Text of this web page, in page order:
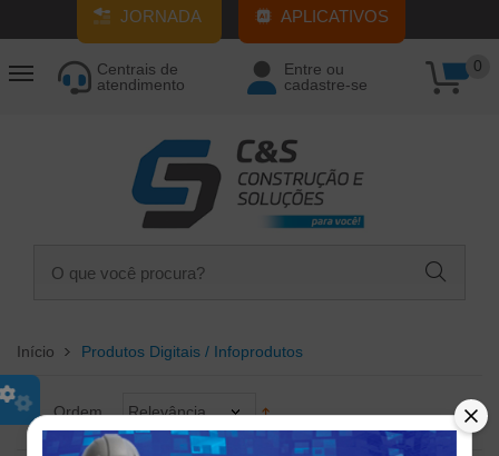
JORNADA APLICATIVOS
Centrais de
atendimento
Entre ou
cadastre-se
0
Início Produtos Digitais / Infoprodutos
Ordem Relevância